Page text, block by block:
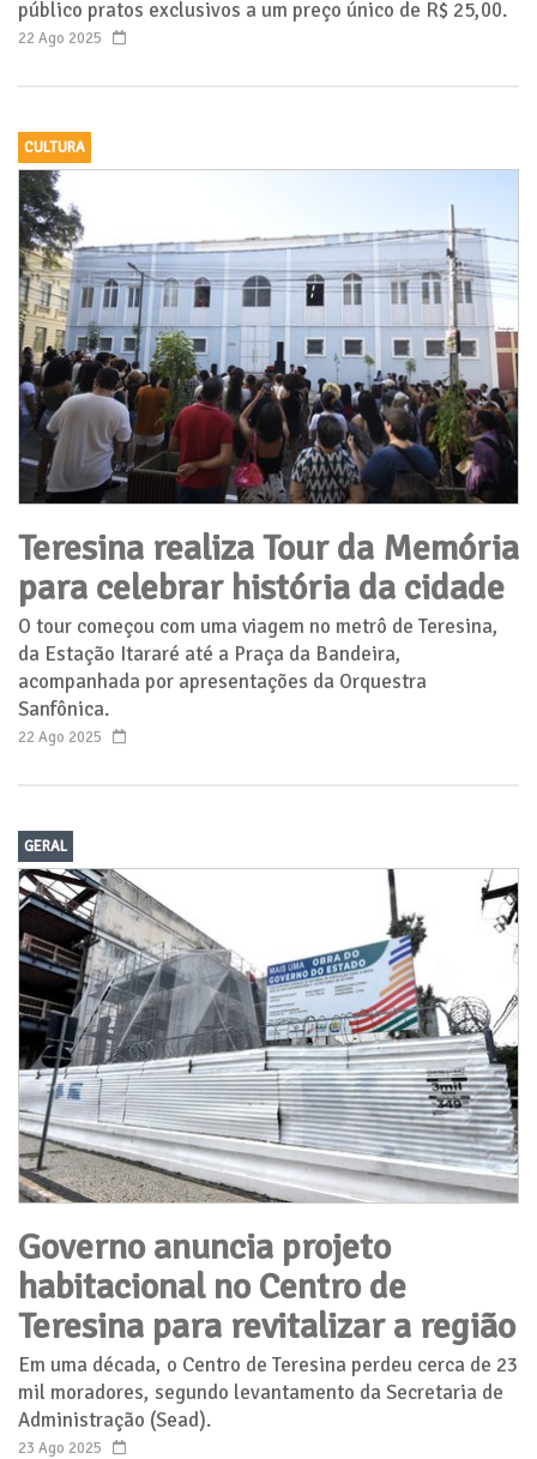
público pratos exclusivos a um preço único de R$ 25,00.
22 Ago 2025
CULTURA
Teresina realiza Tour da Memória
para celebrar história da cidade
O tour começou com uma viagem no metrô de Teresina,
da Estação Itararé até a Praça da Bandeira,
acompanhada por apresentações da Orquestra
Sanfônica.
22 Ago 2025
GERAL
Governo anuncia projeto
habitacional no Centro de
Teresina para revitalizar a região
Em uma década, o Centro de Teresina perdeu cerca de 23
mil moradores, segundo levantamento da Secretaria de
Administração (Sead).
23 Ago 2025